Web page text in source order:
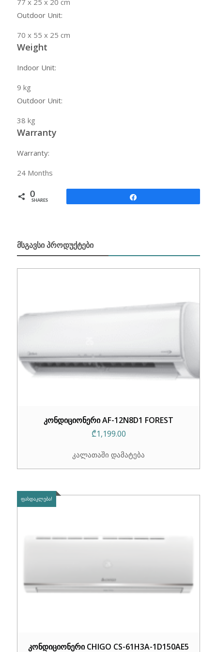
77 x 25 x 20 cm
Outdoor Unit:
70 x 55 x 25 cm
Weight
Indoor Unit:
9 kg
Outdoor Unit:
38 kg
Warranty
Warranty:
24 Months
0
SHARES
ᲛᲡᲒᲐᲕᲡᲘ ᲞᲠᲝᲓᲣᲥᲢᲔᲑᲘ
კონდიციონერი AF-12N8D1 FOREST
₾1,199.00
კალათაში დამატება
ᲤᲐᲡᲓᲐᲙᲚᲔᲑᲐ!
კონდიციონერი CHIGO CS-61H3A-1D150AE5